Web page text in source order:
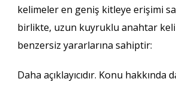
kelimeler en geniş kitleye erişimi
birlikte, uzun kuyruklu anahtar
benzersiz yararlarına sahiptir:
Daha açıklayıcıdır. Konu hakkında